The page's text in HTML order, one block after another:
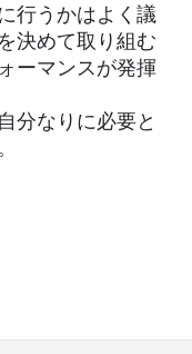
行うかはよく議
決めて取り組む
ーマンスが発揮
分なりに必要と